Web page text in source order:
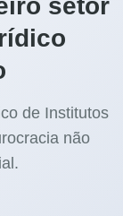
setor
de Institutos
não